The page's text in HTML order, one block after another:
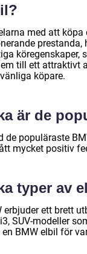
med att
prestanda,
köregenskaper,
till ett attraktivt
köpare.
är de
de populäraste
mycket positiv
typer av
erbjuder ett brett
SUV-modeller
BMW elbil för